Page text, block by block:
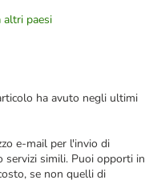
altri paesi
ha avuto negli ultimi
e-mail per l'invio di
simili. Puoi opporti in
se non quelli di